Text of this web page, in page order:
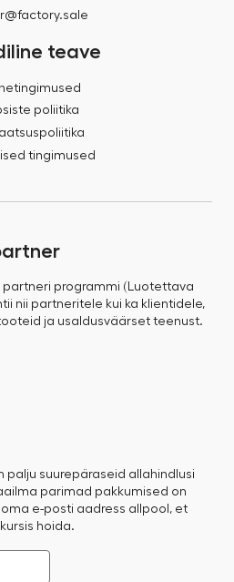
teave
poliitika
tingimused
partneri programmi (Luotettava
nii partneritele kui ka klientidele,
ja usaldusväärset teenust.
palju suurepäraseid allahindlusi
parimad pakkumised on
e-posti aadress allpool, et
hoida.